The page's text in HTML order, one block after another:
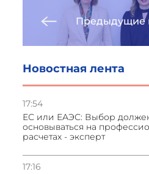
Предыдущие
Новостная лента
17:54
ЕС или ЕАЭС: Выбор
основываться на
расчетах - эксперт
17:16